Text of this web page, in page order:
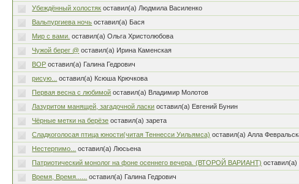
Убеждённый холостяк оставил(а) Людмила Василенко
Вальпургиева ночь оставил(а) Бася
Мир с вами. оставил(а) Ольга Христолюбова
Чужой берег @ оставил(а) Ирина Каменская
ВОР оставил(а) Галина Гедрович
рисую...
оставил(а) Ксюша Крючкова
Первая весна с любимой оставил(а) Владимир Молотов
Лазуритом манящей, загадочной ласки оставил(а) Евгений Бунин
Чёрные метки на берёзе оставил(а) зарета
Сладкоголосая птица юности(читая Теннесси Уильямса) оставил(а) Алла
Нестерпимо...
оставил(а) Люсьена
Патриотический монолог на фоне осеннего вечера. (ВТОРОЙ ВАРИАНТ)
Время, Время......
оставил(а) Галина Гедрович